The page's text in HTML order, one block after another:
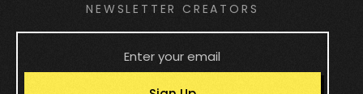
NEWSLETTER CREATORS